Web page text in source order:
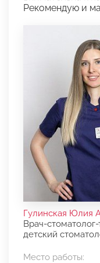
Гулинская Юлия
Врач-стоматолог-
детский
Место работы:
Рекомендую и